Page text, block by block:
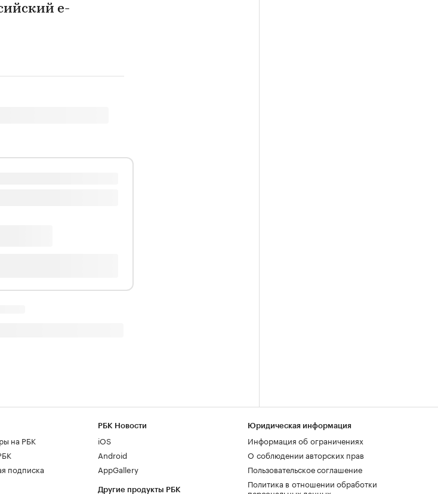
e-
на РБК
подписка
РБК Новости
iOS
Android
AppGallery
Другие продукты РБК
Юридическая информация
Информация об ограничениях
О соблюдении авторских прав
Пользовательское соглашение
Политика в отношении обработки